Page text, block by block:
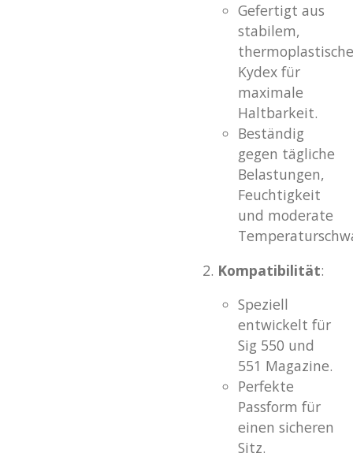
Gefertigt aus
stabilem,
Kydex für
maximale
Haltbarkeit.
Beständig
gegen tägliche
Belastungen,
Feuchtigkeit
und moderate
Kompatibilität:
Speziell
entwickelt für
Sig 550 und
551 Magazine.
Perfekte
Passform für
einen sicheren
Sitz.